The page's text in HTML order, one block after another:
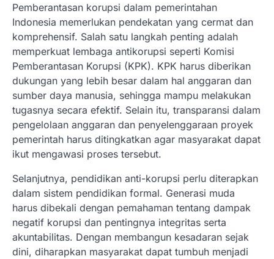
Pemberantasan korupsi dalam pemerintahan
Indonesia memerlukan pendekatan yang cermat dan
komprehensif. Salah satu langkah penting adalah
memperkuat lembaga antikorupsi seperti Komisi
Pemberantasan Korupsi (KPK). KPK harus diberikan
dukungan yang lebih besar dalam hal anggaran dan
sumber daya manusia, sehingga mampu melakukan
tugasnya secara efektif. Selain itu, transparansi dalam
pengelolaan anggaran dan penyelenggaraan proyek
pemerintah harus ditingkatkan agar masyarakat dapat
ikut mengawasi proses tersebut.
Selanjutnya, pendidikan anti-korupsi perlu diterapkan
dalam sistem pendidikan formal. Generasi muda
harus dibekali dengan pemahaman tentang dampak
negatif korupsi dan pentingnya integritas serta
akuntabilitas. Dengan membangun kesadaran sejak
dini, diharapkan masyarakat dapat tumbuh menjadi